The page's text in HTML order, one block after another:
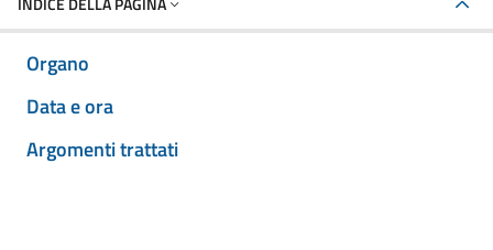
Organo
Data e ora
Argomenti trattati